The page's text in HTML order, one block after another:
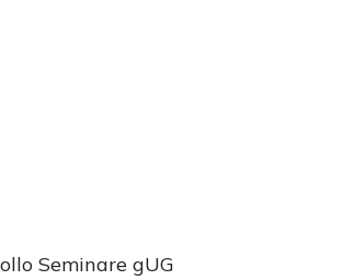
Seminare gUG